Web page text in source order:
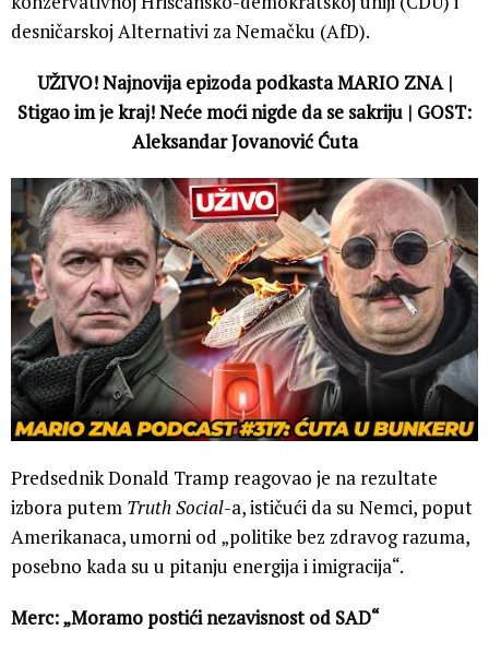
desničarskoj Alternativi za Nemačku (AfD).
UŽIVO! Najnovija epizoda podkasta MARIO ZNA |
Stigao im je kraj! Neće moći nigde da se sakriju | GOST:
Aleksandar Jovanović Ćuta
Predsednik Donald Tramp reagovao je na rezultate
izbora putem Truth Social-a, ističući da su Nemci, poput
Amerikanaca, umorni od „politike bez zdravog razuma,
posebno kada su u pitanju energija i imigracija“.
Merc: „Moramo postići nezavisnost od SAD“